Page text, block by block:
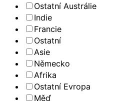
Ostatní Austrálie
Indie
Francie
Ostatní
Asie
Německo
Afrika
Ostatní Evropa
Měď